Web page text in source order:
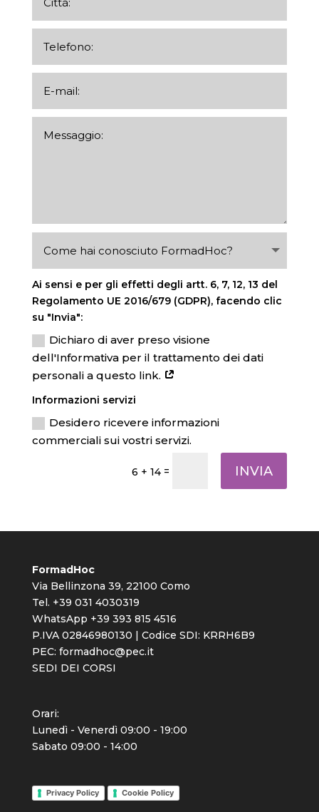
Ai sensi e per gli effetti degli artt. 6, 7, 12, 13 del
Regolamento UE 2016/679 (GDPR), facendo clic
su "Invia":
Dichiaro di aver preso visione
dell'Informativa per il trattamento dei dati
personali a questo link.
Informazioni servizi
Desidero ricevere informazioni
commerciali sui vostri servizi.
6 + 14 = INVIA
FormadHoc
Via Bellinzona 39, 22100 Como
Tel. +39 031 4030319
WhatsApp +39 393 815 4516
P.IVA 02846980130 | Codice SDI: KRRH6B9
PEC: formadhoc@pec.it
SEDI DEI CORSI
Orari:
Lunedì - Venerdì 09:00 - 19:00
Sabato 09:00 - 14:00
Privacy Policy Cookie Policy